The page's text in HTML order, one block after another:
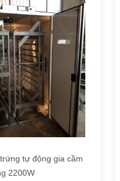
tự động gia cầm
2200W